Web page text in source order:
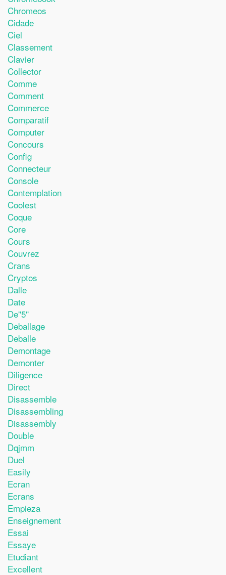
Chromeos
Cidade
Ciel
Classement
Clavier
Collector
Comme
Comment
Commerce
Comparatif
Computer
Concours
Config
Connecteur
Console
Contemplation
Coolest
Coque
Core
Cours
Couvrez
Crans
Cryptos
Dalle
Date
De''5''
Deballage
Deballe
Demontage
Demonter
Diligence
Direct
Disassemble
Disassembling
Disassembly
Double
Dqjmm
Duel
Easily
Ecran
Ecrans
Empieza
Enseignement
Essai
Essaye
Etudiant
Excellent